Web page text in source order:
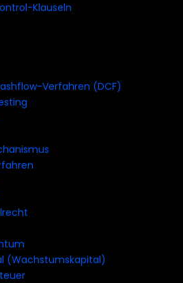
Klauseln
Verfahren (DCF)
(Wachstumskapital)